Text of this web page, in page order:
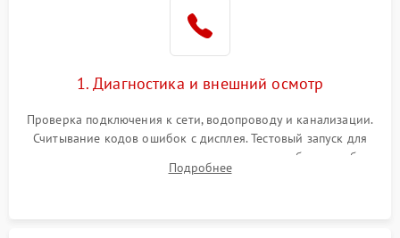
1. Диагностика и внешний осмотр
Проверка подключения к сети, водопроводу и канализации.
Считывание кодов ошибок с дисплея. Тестовый запуск для
выявления посторонних шумов, протечек или сбоев в работе
электронного модуля управления.
Подробнее